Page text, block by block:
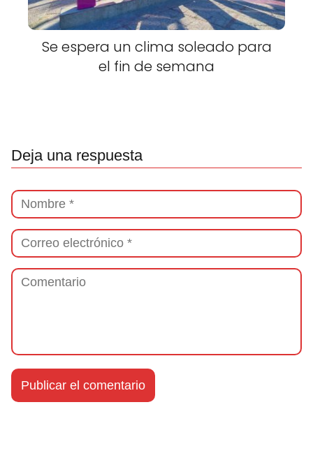
Se espera un clima soleado para
el fin de semana
Deja una respuesta